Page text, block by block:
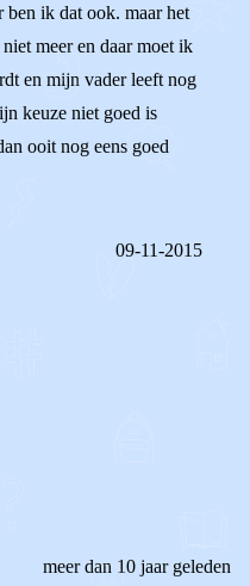
ben ik dat ook. maar het
meer en daar moet ik
en mijn vader leeft nog
keuze niet goed is
ooit nog eens goed
09-11-2015
meer dan 10 jaar geleden